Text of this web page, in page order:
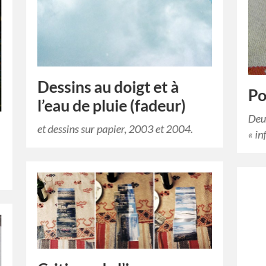
«
Dessins au doigt et à
l’eau de pluie (fadeur)
et dessins sur papier, 2003 et 2004.